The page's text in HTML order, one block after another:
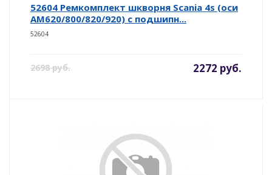
52604 Ремкомплект шкворня Scania 4s (оси
AM620/800/820/920) с подшипн...
52604
2698 руб. 2272 руб.